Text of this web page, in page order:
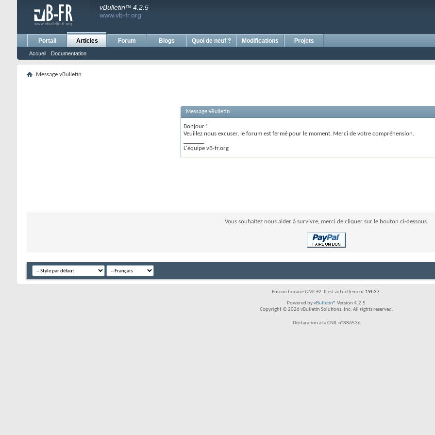
vBulletin™ 4.2.5
www.vb-fr.org
Portail Articles
Accueil Documentation
Forum Blogs Quoi de neuf ? Modifications Projets
Message vBulletin
Message vBulletin
Bonjour !
Veuillez nous excuser, le forum est fermé pour le moment. Merci de votre compréhension.
L'équipe vB-fr.org
Vous souhaitez nous aider à survivre, merci de cliquer sur le bouton ci-dessous.
Fuseau horaire GMT +2. Il est actuellement 19h37.
Powered byvBulletin® Version 4.2.5
Copyright © 2026 vBulletin Solutions, Inc. All rights reserved.
Déclaration à la CNIL n°886536